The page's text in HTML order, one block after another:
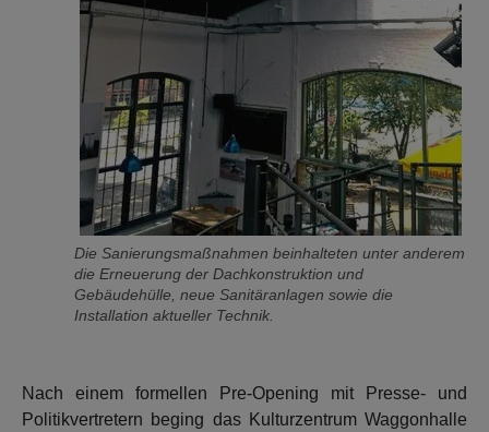
Die Sanierungsmaßnahmen beinhalteten unter anderem
die Erneuerung der Dachkonstruktion und
Gebäudehülle, neue Sanitäranlagen sowie die
Installation aktueller Technik.
Nach einem formellen Pre-Opening mit Presse- und
Politikvertretern beging das Kulturzentrum Waggonhalle